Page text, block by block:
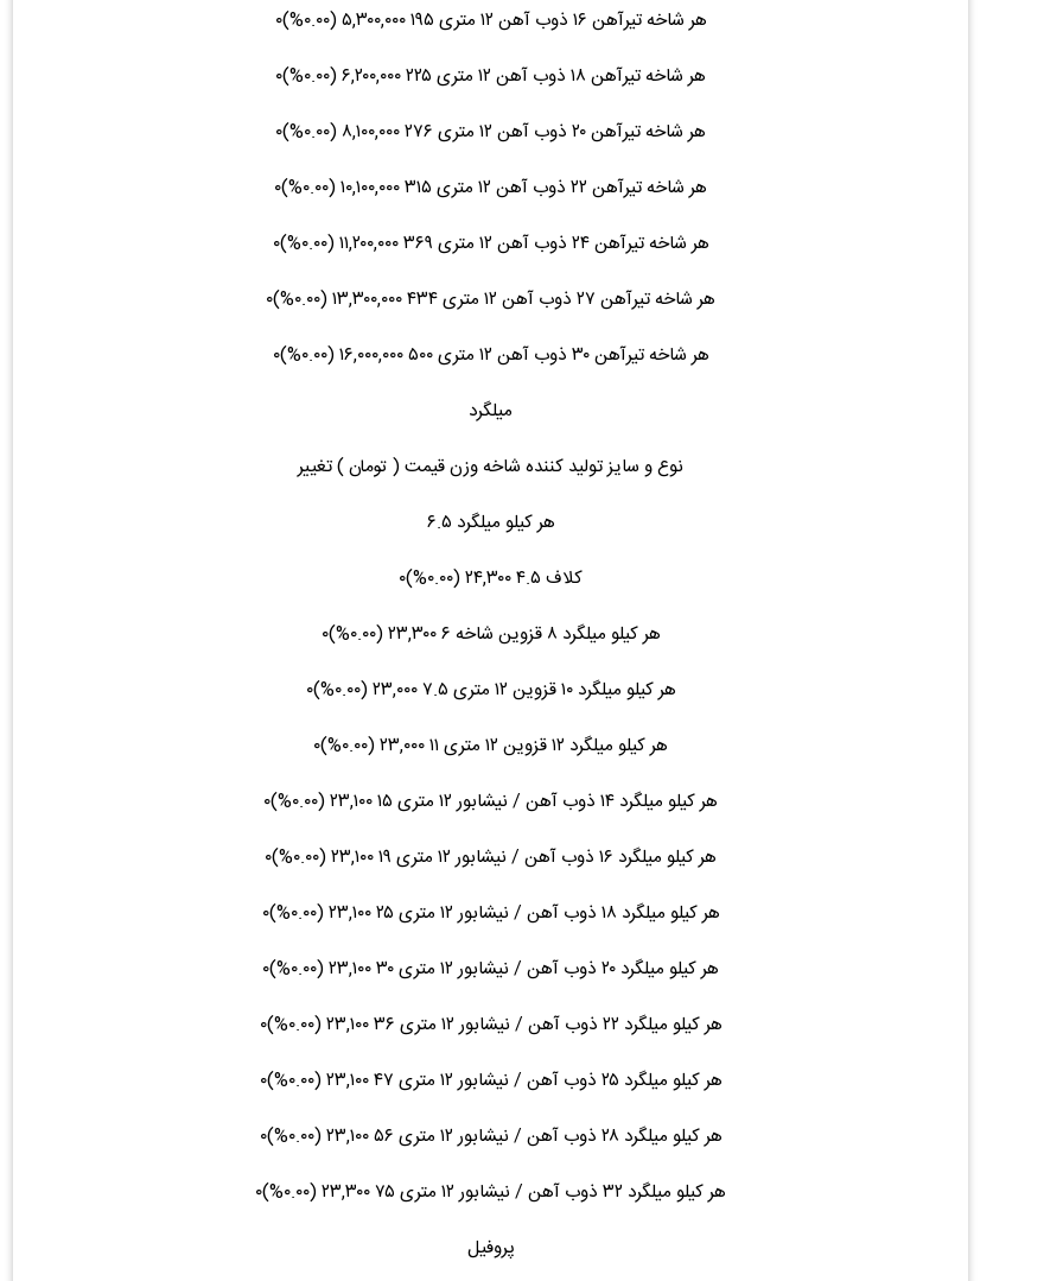
هر شاخه تیرآهن ۱۶ ذوب آهن ۱۲ متری ۱۹۵ ۵,۳۰۰,۰۰۰ (۰.۰۰%)۰
هر شاخه تیرآهن ۱۸ ذوب آهن ۱۲ متری ۲۲۵ ۶,۲۰۰,۰۰۰ (۰.۰۰%)۰
هر شاخه تیرآهن ۲۰ ذوب آهن ۱۲ متری ۲۷۶ ۸,۱۰۰,۰۰۰ (۰.۰۰%)۰
هر شاخه تیرآهن ۲۲ ذوب آهن ۱۲ متری ۳۱۵ ۱۰,۱۰۰,۰۰۰ (۰.۰۰%)۰
هر شاخه تیرآهن ۲۴ ذوب آهن ۱۲ متری ۳۶۹ ۱۱,۲۰۰,۰۰۰ (۰.۰۰%)۰
هر شاخه تیرآهن ۲۷ ذوب آهن ۱۲ متری ۴۳۴ ۱۳,۳۰۰,۰۰۰ (۰.۰۰%)۰
هر شاخه تیرآهن ۳۰ ذوب آهن ۱۲ متری ۵۰۰ ۱۶,۰۰۰,۰۰۰ (۰.۰۰%)۰
میلگرد
نوع و سایز تولید کننده شاخه وزن قیمت ( تومان ) تغییر
هر کیلو میلگرد ۶.۵
کلاف ۴.۵ ۲۴,۳۰۰ (۰.۰۰%)۰
هر کیلو میلگرد ۸ قزوین شاخه ۶ ۲۳,۳۰۰ (۰.۰۰%)۰
هر کیلو میلگرد ۱۰ قزوین ۱۲ متری ۷.۵ ۲۳,۰۰۰ (۰.۰۰%)۰
هر کیلو میلگرد ۱۲ قزوین ۱۲ متری ۱۱ ۲۳,۰۰۰ (۰.۰۰%)۰
هر کیلو میلگرد ۱۴ ذوب آهن / نیشابور ۱۲ متری ۱۵ ۲۳,۱۰۰ (۰.۰۰%)۰
هر کیلو میلگرد ۱۶ ذوب آهن / نیشابور ۱۲ متری ۱۹ ۲۳,۱۰۰ (۰.۰۰%)۰
هر کیلو میلگرد ۱۸ ذوب آهن / نیشابور ۱۲ متری ۲۵ ۲۳,۱۰۰ (۰.۰۰%)۰
هر کیلو میلگرد ۲۰ ذوب آهن / نیشابور ۱۲ متری ۳۰ ۲۳,۱۰۰ (۰.۰۰%)۰
هر کیلو میلگرد ۲۲ ذوب آهن / نیشابور ۱۲ متری ۳۶ ۲۳,۱۰۰ (۰.۰۰%)۰
هر کیلو میلگرد ۲۵ ذوب آهن / نیشابور ۱۲ متری ۴۷ ۲۳,۱۰۰ (۰.۰۰%)۰
هر کیلو میلگرد ۲۸ ذوب آهن / نیشابور ۱۲ متری ۵۶ ۲۳,۱۰۰ (۰.۰۰%)۰
هر کیلو میلگرد ۳۲ ذوب آهن / نیشابور ۱۲ متری ۷۵ ۲۳,۳۰۰ (۰.۰۰%)۰
پروفیل